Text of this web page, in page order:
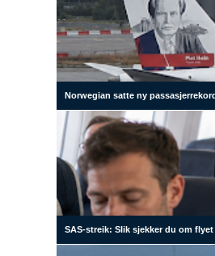
Norwegian satte ny
SAS-streik: Slik sjekker du om